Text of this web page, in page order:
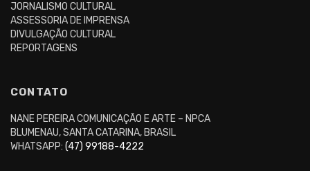
JORNALISMO CULTURAL
ASSESSORIA DE IMPRENSA
DIVULGAÇÃO CULTURAL
REPORTAGENS
CONTATO
NANE PEREIRA COMUNICAÇÃO E ARTE – NPCA
BLUMENAU, SANTA CATARINA, BRASIL
WHATSAPP: (47) 99188-4222